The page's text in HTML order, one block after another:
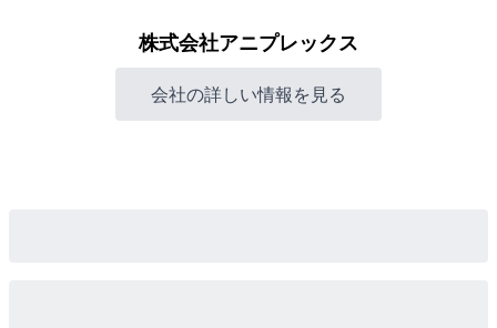
株式会社アニプレックス
会社の詳しい情報を見る